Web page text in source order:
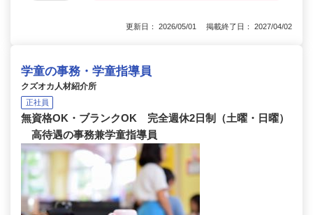
更新日： 2026/05/01 掲載終了日： 2027/04/02
学童の事務・学童指導員
クズオカ人材紹介所
正社員
無資格OK・ブランクOK 完全週休2日制（土曜・日曜）
高待遇の事務兼学童指導員